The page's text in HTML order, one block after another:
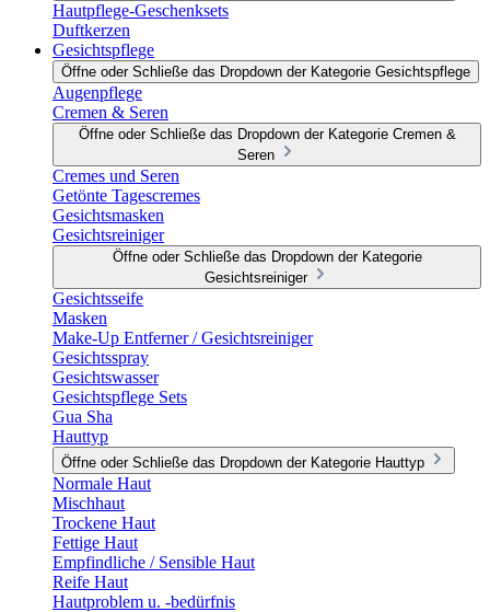
Hautpflege-Geschenksets
Duftkerzen
Gesichtspflege
Öffne oder Schließe das Dropdown der Kategorie Gesichtspflege
Augenpflege
Cremen & Seren
Öffne oder Schließe das Dropdown der Kategorie Cremen &
Seren
Cremes und Seren
Getönte Tagescremes
Gesichtsmasken
Gesichtsreiniger
Öffne oder Schließe das Dropdown der Kategorie
Gesichtsreiniger
Gesichtsseife
Masken
Make-Up Entferner / Gesichtsreiniger
Gesichtsspray
Gesichtswasser
Gesichtspflege Sets
Gua Sha
Hauttyp
Öffne oder Schließe das Dropdown der Kategorie Hauttyp
Normale Haut
Mischhaut
Trockene Haut
Fettige Haut
Empfindliche / Sensible Haut
Reife Haut
Hautproblem u. -bedürfnis